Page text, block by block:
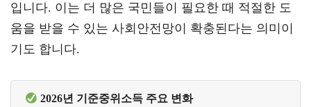
입니다. 이는 더 많은 국민들이 필요한 때 적절한 도
움을 받을 수 있는 사회안전망이 확충된다는 의미이
기도 합니다.
2026년 기준중위소득 주요 변화